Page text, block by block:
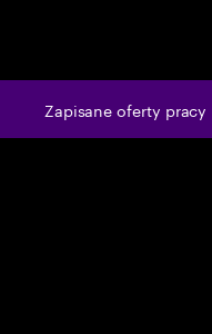
Zapisane oferty pracy